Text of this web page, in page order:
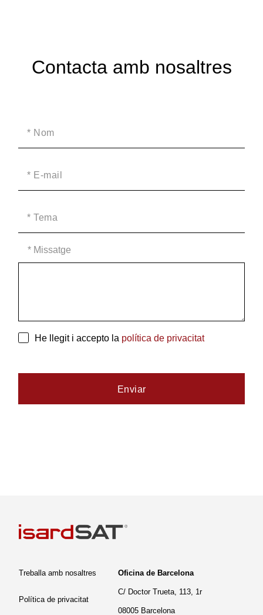
Contacta amb nosaltres
* Missatge
He llegit i accepto la política de privacitat
Oficina de Barcelona
C/ Doctor Trueta, 113, 1r
08005 Barcelona
Treballa amb nosaltres
Política de privacitat